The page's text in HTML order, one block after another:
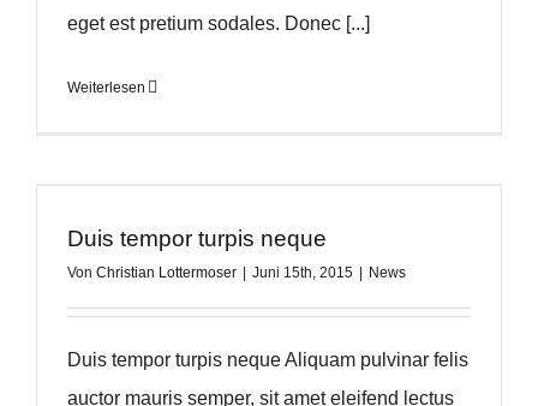
eget est pretium sodales. Donec [...]
Weiterlesen
Duis tempor turpis neque
Von Christian Lottermoser Juni 15th, 2015 News
Duis tempor turpis neque Aliquam pulvinar felis
auctor mauris semper, sit amet eleifend lectus